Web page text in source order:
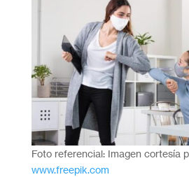
Foto referencial: Imagen cortesía
www.freepik.com